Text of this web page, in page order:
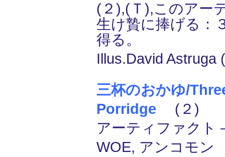
(２),(Ｔ),このアー
生け贄に捧げる：
得る。
Illus.David Astruga
三杯のおかゆ/
Porridge (２)
アーティファク
WOE, アンコモン